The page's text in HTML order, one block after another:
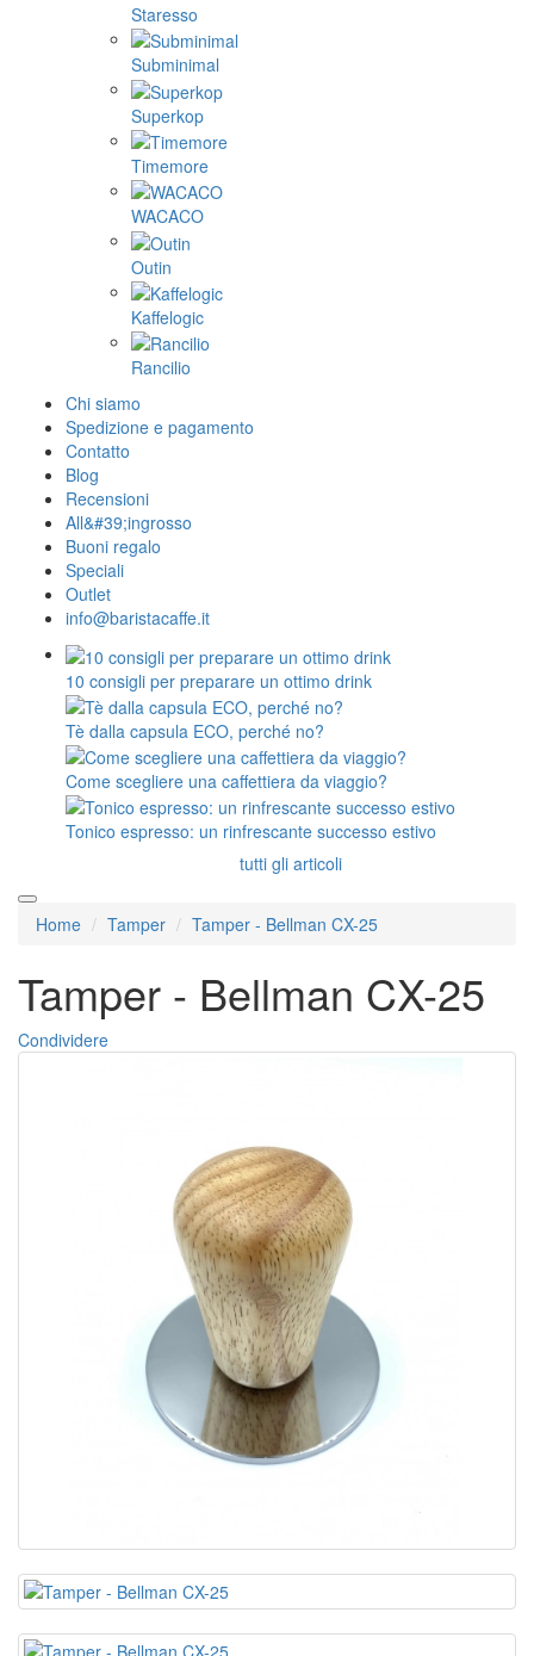
Staresso
Subminimal
Superkop
Timemore
WACACO
Outin
Kaffelogic
Rancilio
Chi siamo
Spedizione e pagamento
Contatto
Blog
Recensioni
All&#39;ingrosso
Buoni regalo
Speciali
Outlet
info@baristacaffe.it
10 consigli per preparare un ottimo drink
Tè dalla capsula ECO, perché no?
Come scegliere una caffettiera da viaggio?
Tonico espresso: un rinfrescante successo estivo
tutti gli articoli
Home Tamper Tamper - Bellman CX-25
Tamper - Bellman CX-25
Condividere